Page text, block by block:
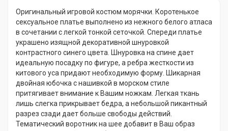
Оригинальный игровой костюм морячки. Коротенькое
сексуальное платье выполнено из нежного белого атласа
в сочетании с легкой тонкой сеточкой. Спереди платье
украшено изящной декоративной шнуровкой
контрастного синего цвета. Шнуровка на спине дает
идеальную посадку по фигуре, а ребра жесткости из
китового уса придают необходимую форму. Шикарная
двойная юбочка с нашивкой в морском стиле
притягивает внимание к Вашим ножкам. Легкая ткань
лишь слегка прикрывает бедра, а небольшой пикантный
разрез сзади дает больше свободы действий.
Тематический воротник на шее добавит в Ваш образ